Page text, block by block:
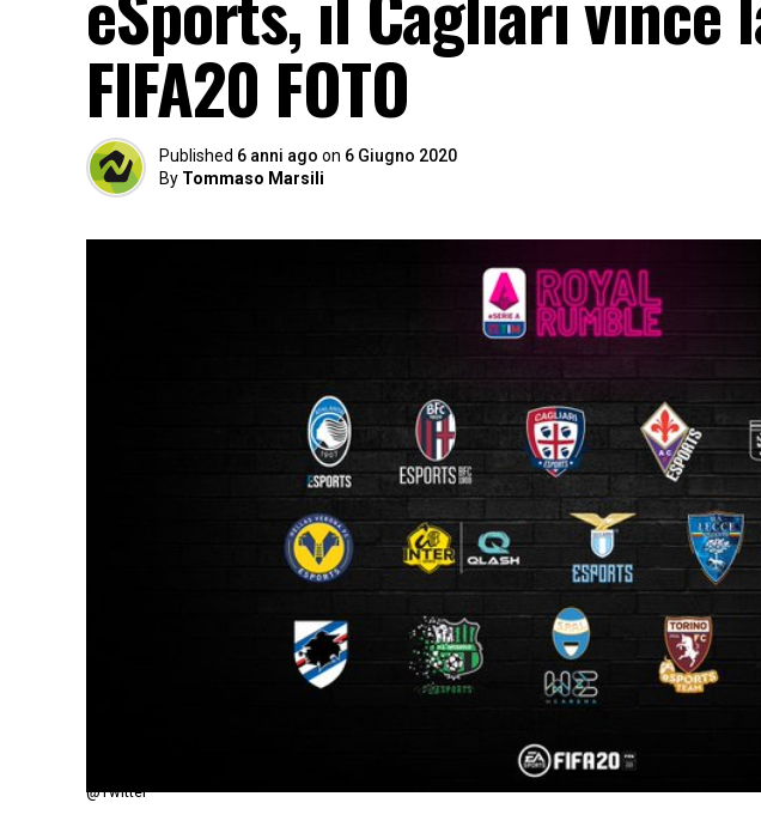
FIFA20 FOTO
Published 6 anni ago on 6 Giugno 2020
By Tommaso Marsili
@Twitter